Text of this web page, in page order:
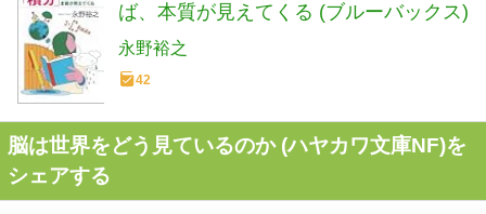
ば、本質が見えてくる (ブルーバックス)
永野裕之
42
脳は世界をどう見ているのか (ハヤカワ文庫NF)を
シェアする